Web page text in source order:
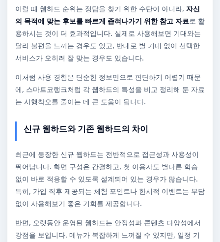
이럴 때 웹하드 순위는 정답을 찾기 위한 수단이 아니라, 자신
의 목적에 맞는 후보를 빠르게 좁혀나가기 위한 참고 자료로 활
용하시는 것이 더 효과적입니다. 실제로 사용해보면 기대와는
달리 불편을 느끼는 경우도 있고, 반대로 별 기대 없이 선택한
서비스가 오히려 잘 맞는 경우도 있습니다.
이처럼 사용 경험은 단순한 정보만으로 판단하기 어렵기 때문
에, 스마트코랭크처럼 각 웹하드의 특성을 비교 정리해 둔 자료
는 시행착오를 줄이는 데 큰 도움이 됩니다.
신규 웹하드와 기존 웹하드의 차이
최근에 등장한 신규 웹하드는 전반적으로 접근성과 사용성이
뛰어납니다. 화면 구성은 간결하고, 첫 이용자도 별다른 학습
없이 바로 적응할 수 있도록 설계되어 있는 경우가 많습니다.
특히, 가입 직후 제공되는 체험 포인트나 한시적 이벤트는 부담
없이 사용해보기 좋은 기회를 제공합니다.
반면, 오랫동안 운영된 웹하드는 안정성과 콘텐츠 다양성에서
강점을 보입니다. 메뉴가 복잡하게 느껴질 수 있지만, 일정 기